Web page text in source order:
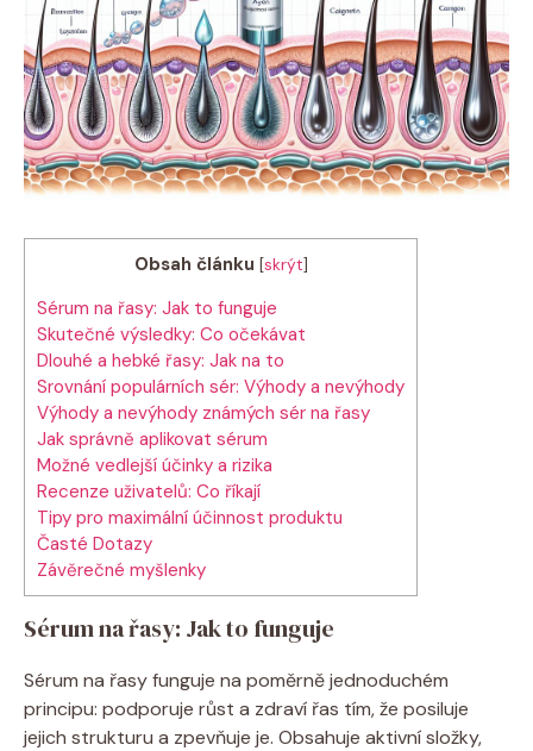
Obsah článku [skrýt]
Sérum na řasy: Jak to funguje
Skutečné výsledky: Co očekávat
Dlouhé a hebké řasy: Jak na to
Srovnání populárních sér: Výhody a nevýhody
Výhody a nevýhody známých sér na řasy
Jak správně aplikovat sérum
Možné vedlejší účinky a rizika
Recenze uživatelů: Co říkají
Tipy pro maximální účinnost produktu
Časté Dotazy
Závěrečné myšlenky
Sérum na řasy: Jak to funguje
Sérum na řasy funguje na poměrně jednoduchém
principu: podporuje růst a zdraví řas tím, že posiluje
jejich strukturu a zpevňuje je. Obsahuje aktivní složky,